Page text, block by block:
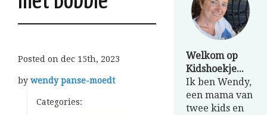
Posted on dec 15th, 2023
by wendy panse-moedt
Categories:
Welkom op
Kidshoekje...
Ik ben Wendy,
een mama van
twee kids en